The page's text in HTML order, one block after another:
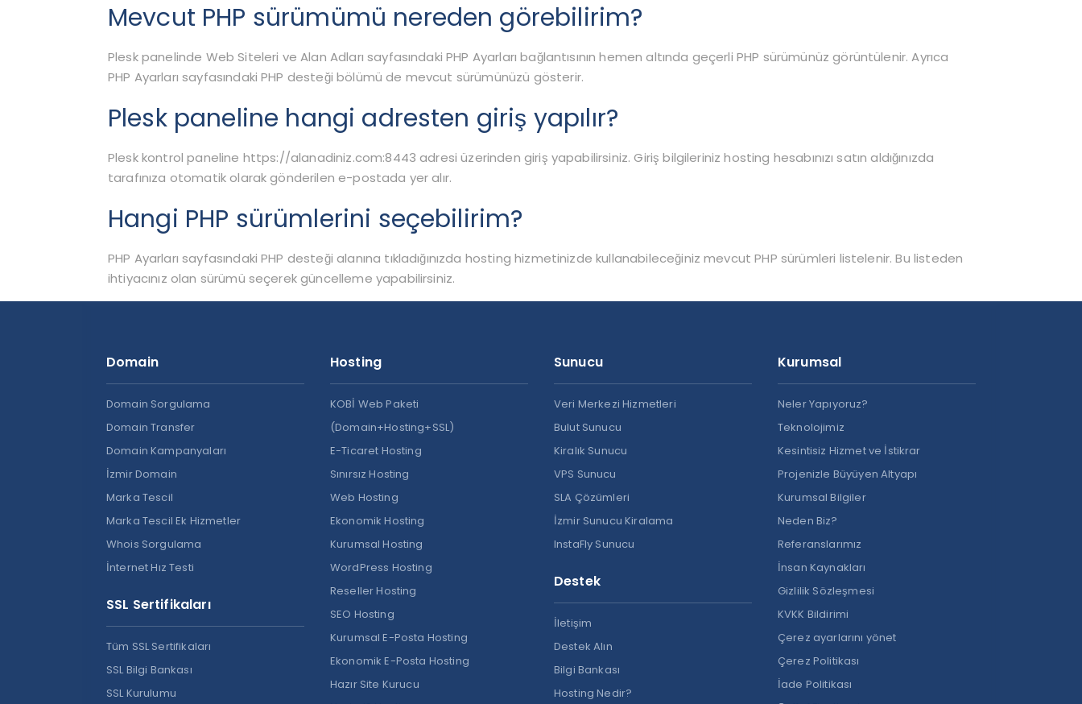
Mevcut PHP sürümümü nereden görebilirim?
Plesk panelinde Web Siteleri ve Alan Adları sayfasındaki PHP Ayarları bağlantısının hemen altında geçerli PHP sürümünüz görüntülenir. Ayrıca
PHP Ayarları sayfasındaki PHP desteği bölümü de mevcut sürümünüzü gösterir.
Plesk paneline hangi adresten giriş yapılır?
Plesk kontrol paneline https://alanadiniz.com:8443 adresi üzerinden giriş yapabilirsiniz. Giriş bilgileriniz hosting hesabınızı satın aldığınızda
tarafınıza otomatik olarak gönderilen e-postada yer alır.
Hangi PHP sürümlerini seçebilirim?
PHP Ayarları sayfasındaki PHP desteği alanına tıkladığınızda hosting hizmetinizde kullanabileceğiniz mevcut PHP sürümleri listelenir. Bu listeden
ihtiyacınız olan sürümü seçerek güncelleme yapabilirsiniz.
Domain
Domain Sorgulama
Domain Transfer
Domain Kampanyaları
İzmir Domain
Marka Tescil
Marka Tescil Ek Hizmetler
Whois Sorgulama
İnternet Hız Testi
SSL Sertifikaları
Tüm SSL Sertifikaları
SSL Bilgi Bankası
SSL Kurulumu
Hosting
KOBİ Web Paketi
(Domain+Hosting+SSL)
E-Ticaret Hosting
Sınırsız Hosting
Web Hosting
Ekonomik Hosting
Kurumsal Hosting
WordPress Hosting
Reseller Hosting
SEO Hosting
Kurumsal E-Posta Hosting
Ekonomik E-Posta Hosting
Hazır Site Kurucu
Sunucu
Veri Merkezi Hizmetleri
Bulut Sunucu
Kiralık Sunucu
VPS Sunucu
SLA Çözümleri
İzmir Sunucu Kiralama
InstaFly Sunucu
Destek
İletişim
Destek Alın
Bilgi Bankası
Hosting Nedir?
Kurumsal
Neler Yapıyoruz?
Teknolojimiz
Kesintisiz Hizmet ve İstikrar
Projenizle Büyüyen Altyapı
Kurumsal Bilgiler
Neden Biz?
Referanslarımız
İnsan Kaynakları
Gizlilik Sözleşmesi
KVKK Bildirimi
Çerez ayarlarını yönet
Çerez Politikası
İade Politikası